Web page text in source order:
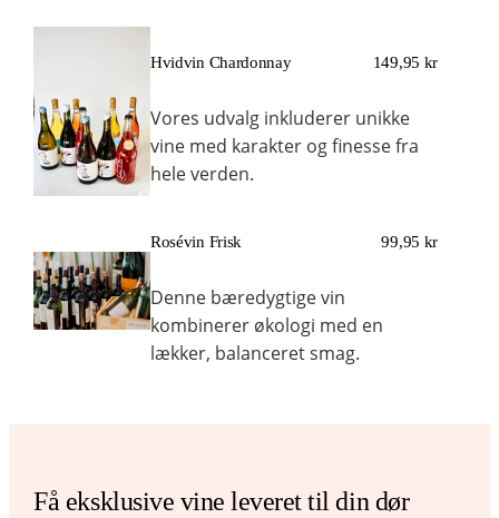
Hvidvin Chardonnay 149,95 kr
Vores udvalg inkluderer unikke
vine med karakter og finesse fra
hele verden.
Rosévin Frisk 99,95 kr
Denne bæredygtige vin
kombinerer økologi med en
lækker, balanceret smag.
Få eksklusive vine leveret til din dør